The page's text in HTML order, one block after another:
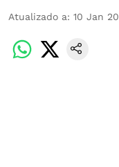
Atualizado a: 10 Jan